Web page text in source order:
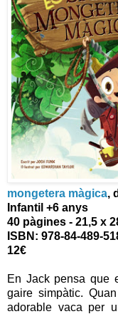
mongetera màgica,
Infantil +6 anys
40 pàgines - 21,5 x
ISBN: 978-84-489-
12€
En Jack pensa que
gaire simpàtic.
adorable vaca per